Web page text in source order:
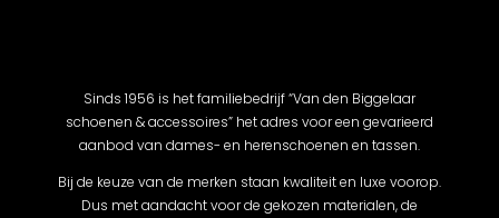
Sinds 1956 is het familiebedrijf “Van den Biggelaar
schoenen & accessoires” het adres voor een gevarieerd
aanbod van dames- en herenschoenen en tassen.
Bij de keuze van de merken staan kwaliteit en luxe voorop.
Dus met aandacht voor de gekozen materialen, de